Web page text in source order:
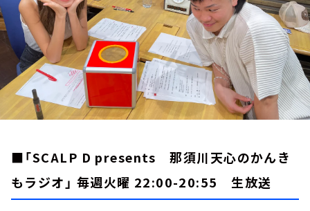
■「SCALP D presents 那須川天心のかんき
もラジオ」 毎週火曜 22:00-20:55 生放送